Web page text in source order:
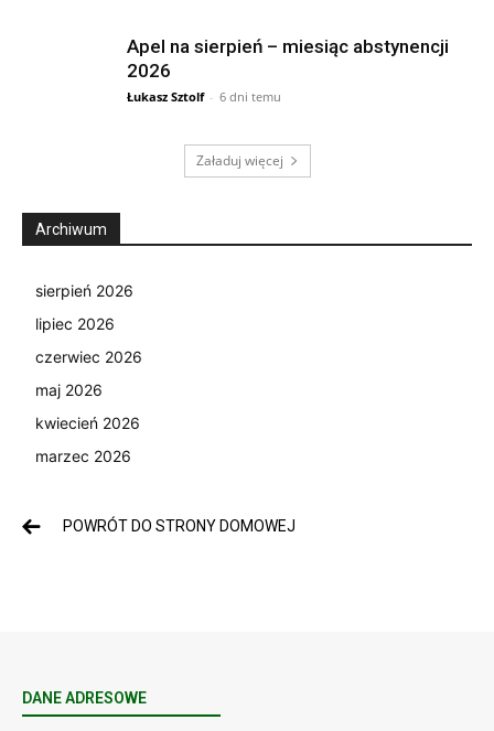
Apel na sierpień – miesiąc abstynencji
2026
Łukasz Sztolf - 6 dni temu
Załaduj więcej
Archiwum
sierpień 2026
lipiec 2026
czerwiec 2026
maj 2026
kwiecień 2026
marzec 2026
POWRÓT DO STRONY DOMOWEJ
DANE ADRESOWE